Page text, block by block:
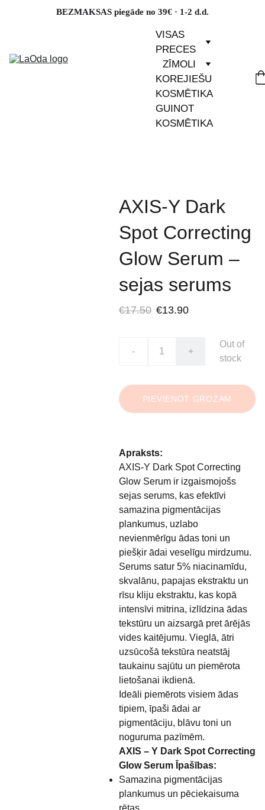
BEZMAKSAS piegāde no 39€ · 1-2 d.d.
VISAS
PRECES
ZĪMOLI
KOREJIEŠU
KOSMĒTIKA
GUINOT
KOSMĒTIKA
AXIS-Y Dark
Spot Correcting
Glow Serum –
sejas serums
€17.50 €13.90
- +
Out of
stock
PIEVIENOT GROZAM
Apraksts:
AXIS-Y Dark Spot Correcting
Glow Serum ir izgaismojošs
sejas serums, kas efektīvi
samazina pigmentācijas
plankumus, uzlabo
nevienmērīgu ādas toni un
piešķir ādai veselīgu mirdzumu.
Serums satur 5% niacinamīdu,
skvalānu, papajas ekstraktu un
rīsu kliju ekstraktu, kas kopā
intensīvi mitrina, izlīdzina ādas
tekstūru un aizsargā pret ārējās
vides kaitējumu. Vieglā, ātri
uzsūcošā tekstūra neatstāj
taukainu sajūtu un piemērota
lietošanai ikdienā.
Ideāli piemērots visiem ādas
tipiem, īpaši ādai ar
pigmentāciju, blāvu toni un
noguruma pazīmēm.
AXIS – Y Dark Spot Correcting
Glow Serum Īpašības:
Samazina pigmentācijas
plankumus un pēciekaisuma
rētas